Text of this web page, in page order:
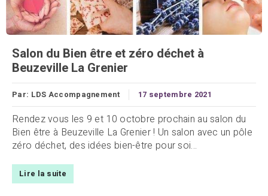
Salon du Bien être et zéro déchet à
Beuzeville La Grenier
Par: LDS Accompagnement 17 septembre 2021
Rendez vous les 9 et 10 octobre prochain au salon du
Bien être à Beuzeville La Grenier ! Un salon avec un pôle
zéro déchet, des idées bien-être pour soi...
Lire la suite